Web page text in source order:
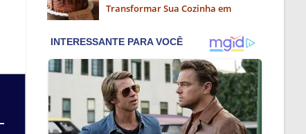
Transformar Sua Cozinha em